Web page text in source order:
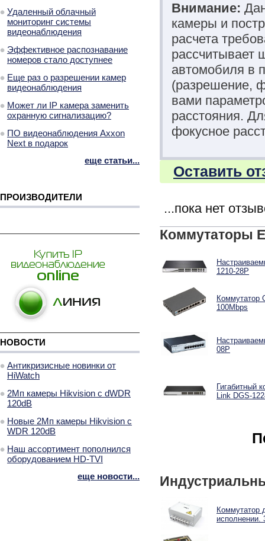
Внимание:
камеры и
расчета
рассчитывает
автомобиля в
(разрешение,
вами
расстояния.
фокусное
Оставить
...пока нет
Коммутаторы
1210-28P
Коммутатор
100Mbps
08P
Гигабитный
Link DGS-
Коммутатор
исполнении.
Удаленный облачный
мониторинг системы
видеонаблюдения
Эффективное распознавание
номеров стало доступнее
Еще раз о разрешении камер
видеонаблюдения
Может ли IP камера заменить
охранную сигнализацию?
ПО видеонаблюдения Axxon
Next в подарок
еще статьи...
ПРОИЗВОДИТЕЛИ
НОВОСТИ
Антикризисные новинки от
HiWatch
2Мп камеры Hikvision с dWDR
120dB
Новые 2Мп камеры Hikvision с
WDR 120dB
Наш ассортимент пополнился
оборудованием HD-TVI
еще новости...